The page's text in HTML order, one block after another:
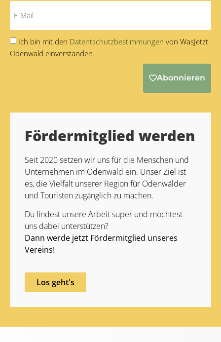
Ich bin mit den Datentschutzbestimmungen von WasJetzt
Odenwald einverstanden.
Abonnieren
Fördermitglied werden
Seit 2020 setzen wir uns für die Menschen und
Unternehmen im Odenwald ein. Unser Ziel ist
es, die Vielfalt unserer Region für Odenwälder
und Touristen zugänglich zu machen.
Du findest unsere Arbeit super und möchtest
uns dabei unterstützen?
Dann werde jetzt Fördermitglied unseres
Vereins!
Los geht's